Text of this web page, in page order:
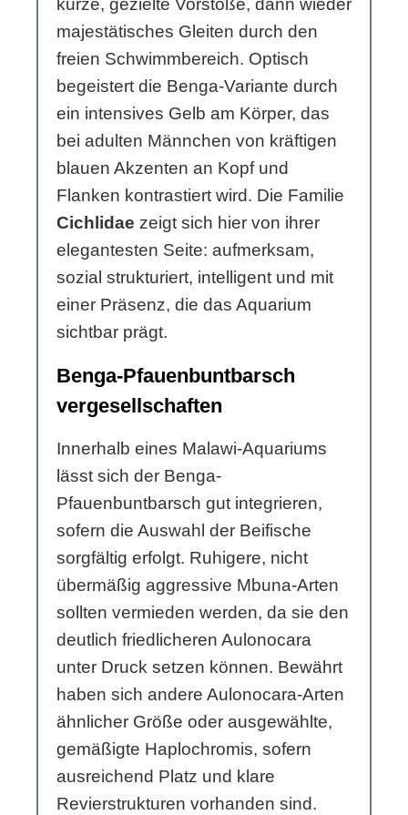
kurze, gezielte Vorstöße, dann wieder
majestätisches Gleiten durch den
freien Schwimmbereich. Optisch
begeistert die Benga-Variante durch
ein intensives Gelb am Körper, das
bei adulten Männchen von kräftigen
blauen Akzenten an Kopf und
Flanken kontrastiert wird. Die Familie
Cichlidae zeigt sich hier von ihrer
elegantesten Seite: aufmerksam,
sozial strukturiert, intelligent und mit
einer Präsenz, die das Aquarium
sichtbar prägt.
Benga-Pfauenbuntbarsch
vergesellschaften
Innerhalb eines Malawi-Aquariums
lässt sich der Benga-
Pfauenbuntbarsch gut integrieren,
sofern die Auswahl der Beifische
sorgfältig erfolgt. Ruhigere, nicht
übermäßig aggressive Mbuna-Arten
sollten vermieden werden, da sie den
deutlich friedlicheren Aulonocara
unter Druck setzen können. Bewährt
haben sich andere Aulonocara-Arten
ähnlicher Größe oder ausgewählte,
gemäßigte Haplochromis, sofern
ausreichend Platz und klare
Revierstrukturen vorhanden sind.